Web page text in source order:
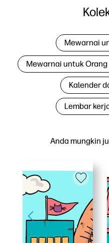
Anda mungkin
Mewarnai
Mewarnai untuk
Kalender
Lembar